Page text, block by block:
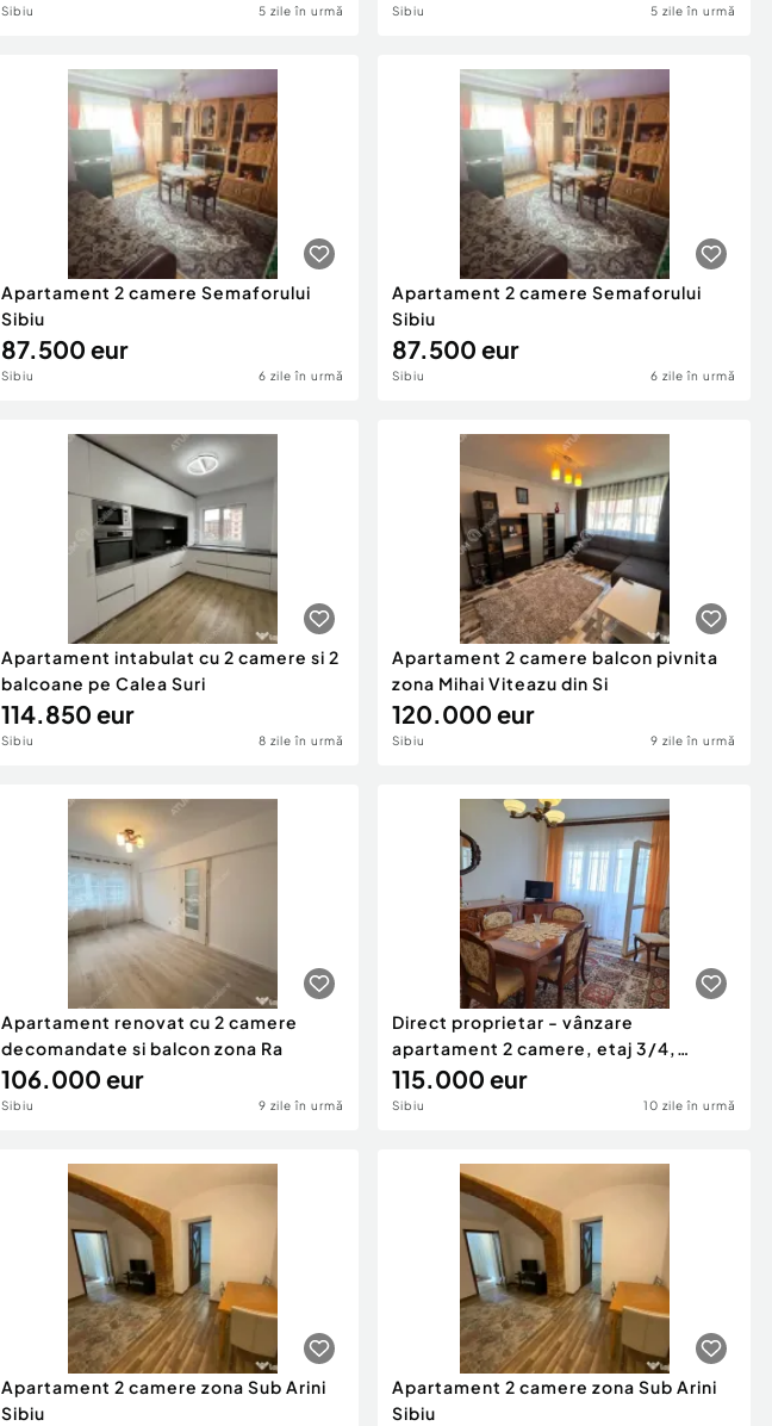
Sibiu 5 zile în urmă Sibiu 5 zile în urmă
Apartament 2 camere Semaforului
Sibiu
87.500 eur
Sibiu 6 zile în urmă
Apartament 2 camere Semaforului
Sibiu
87.500 eur
Sibiu 6 zile în urmă
Apartament intabulat cu 2 camere si 2
balcoane pe Calea Suri
114.850 eur
Sibiu 8 zile în urmă
Apartament 2 camere balcon pivnita
zona Mihai Viteazu din Si
120.000 eur
Sibiu 9 zile în urmă
Apartament renovat cu 2 camere
decomandate si balcon zona Ra
106.000 eur
Sibiu 9 zile în urmă
Direct proprietar - vânzare
apartament 2 camere, etaj 3/4,
central
115.000 eur
Sibiu 10 zile în urmă
Apartament 2 camere zona Sub Arini
Sibiu
Apartament 2 camere zona Sub Arini
Sibiu